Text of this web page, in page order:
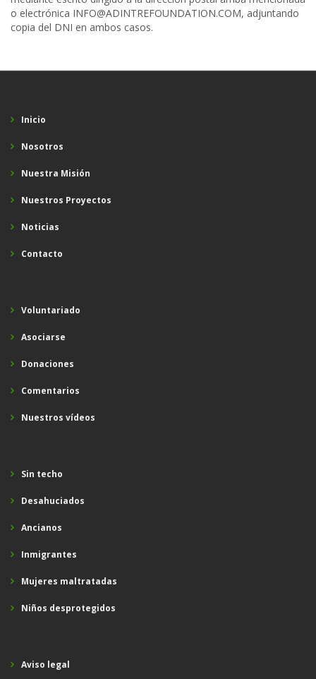
o electrónica INFO@ADINTREFOUNDATION.COM, adjuntando
copia del DNI en ambos casos.
Inicio
Nosotros
Nuestra Misión
Nuestros Proyectos
Noticias
Contacto
Voluntariado
Asociarse
Donaciones
Comentarios
Nuestros vídeos
Sin techo
Desahuciados
Ancianos
Inmigrantes
Mujeres maltratadas
Niños desprotegidos
Aviso legal